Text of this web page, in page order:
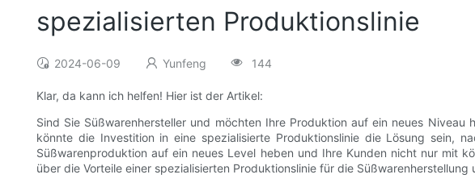
spezialisierten Produktionslinie
2024-06-09 Yunfeng 144
Klar, da kann ich helfen! Hier ist der Artikel:
Sind Sie Süßwarenhersteller und möchten Ihre Produktion auf ein neues
könnte die Investition in eine spezialisierte Produktionslinie die Lösung sein,
Süßwarenproduktion auf ein neues Level heben und Ihre Kunden nicht nur mit
über die Vorteile einer spezialisierten Produktionslinie für die